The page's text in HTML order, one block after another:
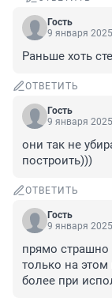
Гость
9 января
Раньше хоть
ОТВЕТИТЬ
Гость
9 января
они так не
построить)))
ОТВЕТИТЬ
Гость
9 января
прямо страшно
только на этом
более при